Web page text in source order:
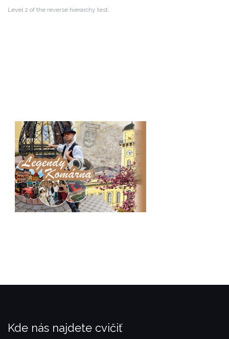
Level 2 of the reverse hierarchy test.
Kde nás najdete cvičiť